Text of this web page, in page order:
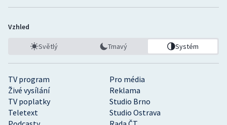
TV program
Pro média
Živé vysílání
Reklama
TV poplatky
Studio Brno
Teletext
Studio Ostrava
Vzhled
Světlý Tmavý Systém